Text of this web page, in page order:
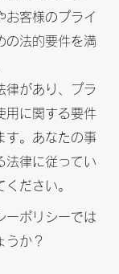
お客様のプライ
の法的要件を満
律があり、プラ
用に関する要件
す。あなたの事
法律に従ってい
ださい。
ーポリシーでは
うか？